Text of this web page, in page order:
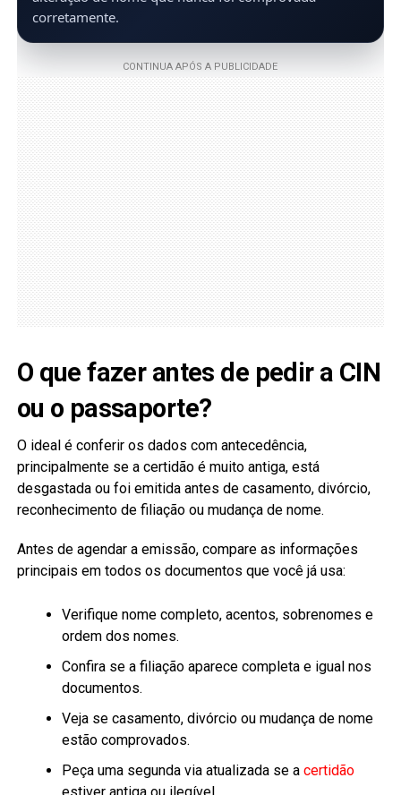
corretamente.
O que fazer antes de pedir a CIN
ou o passaporte?
O ideal é conferir os dados com antecedência,
principalmente se a certidão é muito antiga, está
desgastada ou foi emitida antes de casamento, divórcio,
reconhecimento de filiação ou mudança de nome.
Antes de agendar a emissão, compare as informações
principais em todos os documentos que você já usa:
Verifique nome completo, acentos, sobrenomes e
ordem dos nomes.
Confira se a filiação aparece completa e igual nos
documentos.
Veja se casamento, divórcio ou mudança de nome
estão comprovados.
Peça uma segunda via atualizada se a certidão